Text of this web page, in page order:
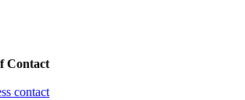
Con­tact
con­tact